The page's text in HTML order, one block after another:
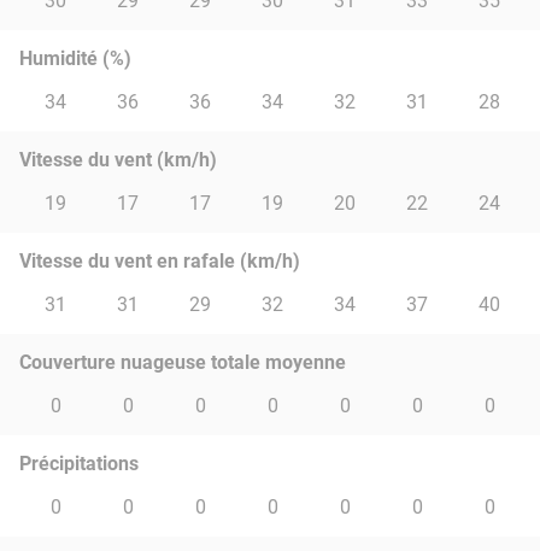
Humidité (%)
34
36 36 34 32 31 28
Vitesse du vent (km/h)
19
17 17 19 20 22 24
Vitesse du vent en rafale (km/h)
31
31 29 32 34 37 40
Couverture nuageuse totale moyenne
0
0 0 0 0 0 0
Précipitations
0
0 0 0 0 0 0